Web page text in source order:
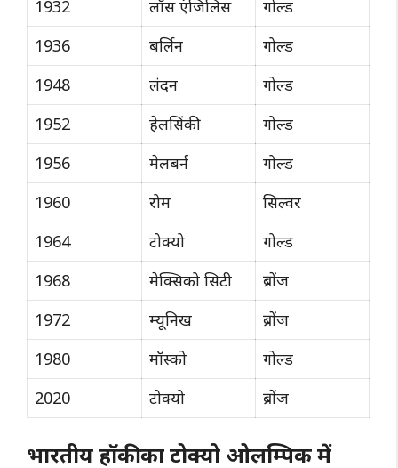
1932
लॉस एंजिलिस
गोल्ड
1936
बर्लिन
गोल्ड
1948
लंदन
गोल्ड
1952
हेलसिंकी
गोल्ड
1956
मेलबर्न
गोल्ड
1960
रोम
सिल्वर
1964
टोक्यो
गोल्ड
1968
मेक्सिको सिटी
ब्रोंज
1972
म्यूनिख
ब्रोंज
1980
मॉस्को
गोल्ड
2020
टोक्यो ब्रोंज
भारतीय हॉकी का टोक्यो ओलम्पिक में